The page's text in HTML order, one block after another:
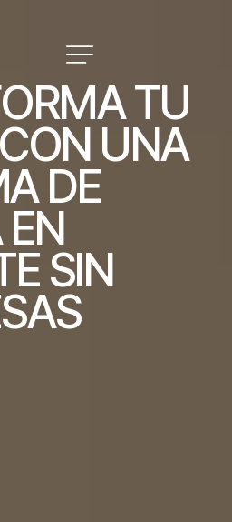
ORMATU
CON UNA
A DE
EN
E SIN
SAS